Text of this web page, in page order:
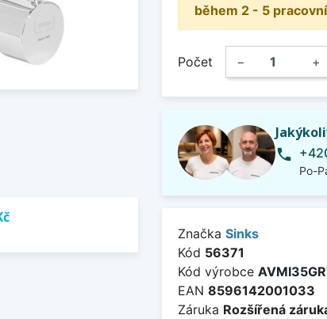
během 2 - 5
Počet − +
phone
Po-
Značka Sinks
Kód 56371
Kód výrobce
EAN 8596142001033
Záruka Rozšířená